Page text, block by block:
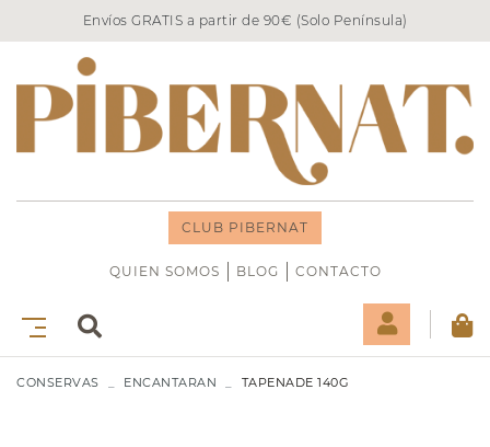
Envíos GRATIS a partir de 90€ (Solo Península)
CLUB PIBERNAT
QUIEN SOMOS BLOG CONTACTO
CONSERVAS ENCANTARAN TAPENADE 140G